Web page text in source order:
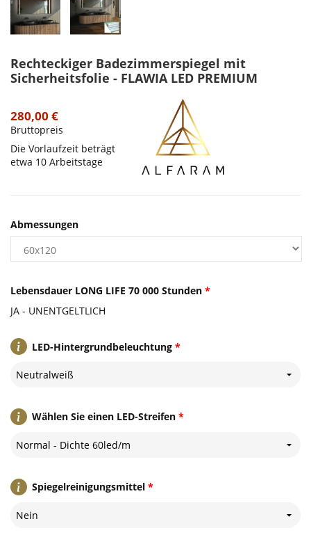
Rechteckiger Badezimmerspiegel mit
Sicherheitsfolie - FLAWIA LED PREMIUM
280,00 €
Bruttopreis
Die Vorlaufzeit beträgt
etwa 10 Arbeitstage
*
Lebensdauer LONG LIFE 70 000 Stunden
JA - UNENTGELTLICH
*
LED-Hintergrundbeleuchtung
Neutralweiß
*
Wählen Sie einen LED-Streifen
Normal - Dichte 60led/m
*
Spiegelreinigungsmittel
Nein
Abmessungen